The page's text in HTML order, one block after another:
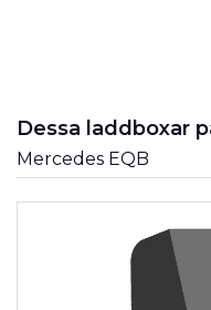
Dessa laddboxar
Mercedes EQB